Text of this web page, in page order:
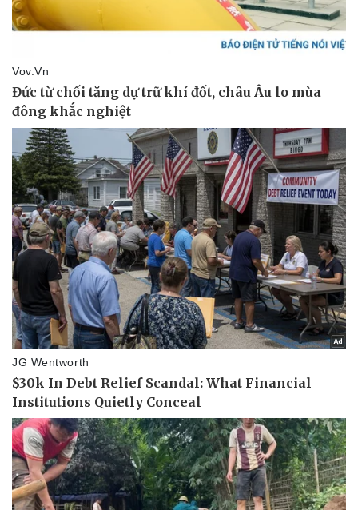
Bóng đá
Lịch thi đấu bóng đá
Xe máy
Tư vấn